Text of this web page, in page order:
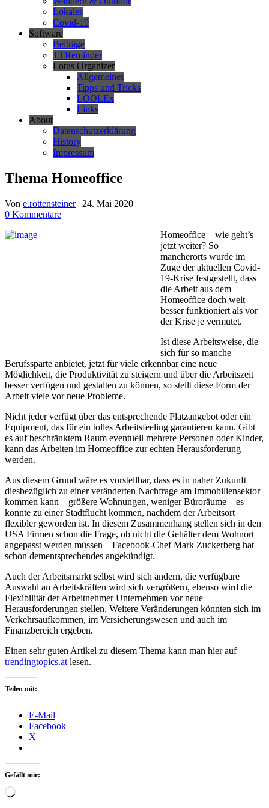
Lokales
Covid-19
Software
Beiträge
TTReminder
Lotus Organizer
Allgemeines
Tipps und Tricks
LOOLEx
Links
About
Datenschutzerklärung
History
Impressum
Thema Homeoffice
Von e.rottensteiner | 24. Mai 2020
0 Kommentare
Homeoffice – wie geht’s
jetzt weiter? So
mancherorts wurde im
Zuge der aktuellen Covid-
19-Krise festgestellt, dass
die Arbeit aus dem
Homeoffice doch weit
besser funktioniert als vor
der Krise je vermutet.
Ist diese Arbeitsweise, die
sich für so manche
Berufssparte anbietet, jetzt für viele erkennbar eine neue
Möglichkeit, die Produktivität zu steigern und über die Arbeitszeit
besser verfügen und gestalten zu können, so stellt diese Form der
Arbeit viele vor neue Probleme.
Nicht jeder verfügt über das entsprechende Platzangebot oder ein
Equipment, das für ein tolles Arbeitsfeeling garantieren kann. Gibt
es auf beschränktem Raum eventuell mehrere Personen oder Kinder,
kann das Arbeiten im Homeoffice zur echten Herausforderung
werden.
Aus diesem Grund wäre es vorstellbar, dass es in naher Zukunft
diesbezüglich zu einer veränderten Nachfrage am Immobiliensektor
kommen kann – größere Wohnungen, weniger Büroräume – es
könnte zu einer Stadtflucht kommen, nachdem der Arbeitsort
flexibler geworden ist. In diesem Zusammenhang stellen sich in den
USA Firmen schon die Frage, ob nicht die Gehälter dem Wohnort
angepasst werden müssen – Facebook-Chef Mark Zuckerberg hat
schon dementsprechendes angekündigt.
Auch der Arbeitsmarkt selbst wird sich ändern, die verfügbare
Auswahl an Arbeitskräften wird sich vergrößern, ebenso wird die
Flexibilität der Arbeitnehmer Unternehmen vor neue
Herausforderungen stellen. Weitere Veränderungen könnten sich im
Verkehrsaufkommen, im Versicherungswesen und auch im
Finanzbereich ergeben.
Einen sehr guten Artikel zu diesem Thema kann man hier auf
trendingtopics.at lesen.
Teilen mit:
E-Mail
Facebook
X
Gefällt mir:
Wird